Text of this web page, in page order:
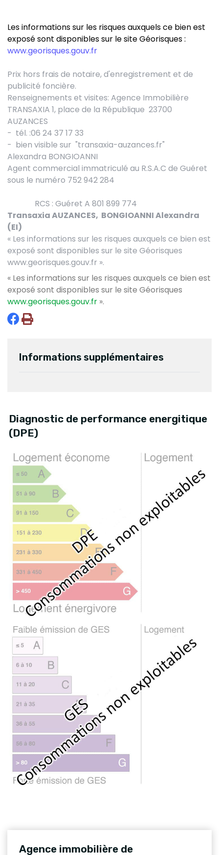
Les informations sur les risques auxquels ce bien est
exposé sont disponibles sur le site Géorisques :
www.georisques.gouv.fr
Prix hors frais de notaire, d'enregistrement et de
publicité foncière.
Renseignements et visites: Agence Immobilière
TRANSAXIA 1, place de la République 23700
AUZANCES
- tél. :06 24 37 17 33
- bien visible sur "transaxia-auzances.fr"
Alexandra BONGIOANNI
Agent commercial immatriculé au R.S.A.C de Guéret
sous le numéro 752 942 284
RCS : Guéret A 801 899 774
Transaxia AUZANCES, BONGIOANNI Alexandra
(EI)
« Les informations sur les risques auxquels ce bien est
exposé sont disponibles sur le site Géorisques
www.georisques.gouv.fr ».
« Les informations sur les risques auxquels ce bien est
exposé sont disponibles sur le site Géorisques
www.georisques.gouv.fr ».
Informations supplémentaires
Diagnostic de performance energitique
(DPE)
Agence immobilière de